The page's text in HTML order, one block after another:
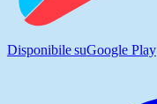
Disponibile suGoogle Play